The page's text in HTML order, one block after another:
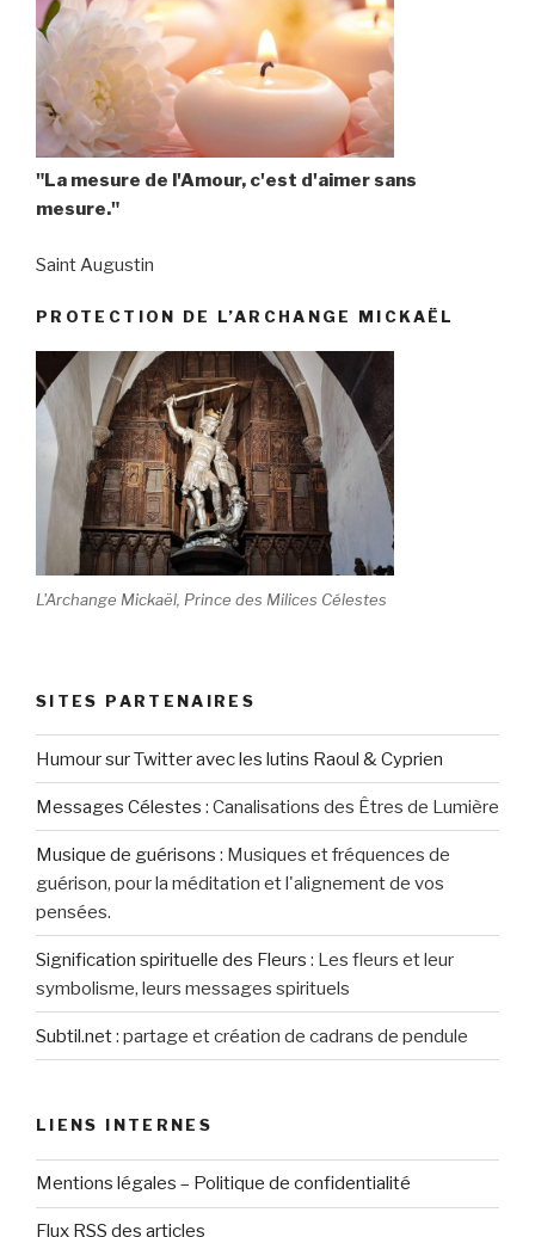
"La mesure de l'Amour, c'est d'aimer sans
mesure."
Saint Augustin
PROTECTION DE L’ARCHANGE MICKAËL
L'Archange Mickaël, Prince des Milices Célestes
SITES PARTENAIRES
Humour sur Twitter avec les lutins Raoul & Cyprien
Messages Célestes : Canalisations des Êtres de Lumière
Musique de guérisons : Musiques et fréquences de
guérison, pour la méditation et l'alignement de vos
pensées.
Signification spirituelle des Fleurs : Les fleurs et leur
symbolisme, leurs messages spirituels
Subtil.net: partage et création de cadrans de pendule
LIENS INTERNES
Mentions légales – Politique de confidentialité
Flux RSS des articles